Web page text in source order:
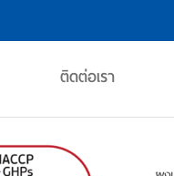
ติดต่อเรา